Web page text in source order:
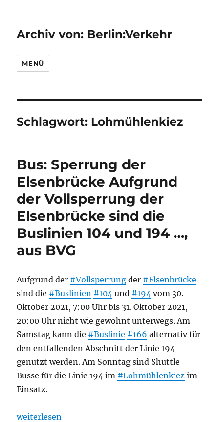
Archiv von: Berlin:Verkehr
MENÜ
Schlagwort: Lohmühlenkiez
Bus: Sperrung der
Elsenbrücke Aufgrund
der Vollsperrung der
Elsenbrücke sind die
Buslinien 104 und 194 …,
aus BVG
Aufgrund der #Vollsperrung der #Elsenbrücke
sind die #Buslinien #104 und #194 vom 30.
Oktober 2021, 7:00 Uhr bis 31. Oktober 2021,
20:00 Uhr nicht wie gewohnt unterwegs. Am
Samstag kann die #Buslinie #166 alternativ für
den entfallenden Abschnitt der Linie 194
genutzt werden. Am Sonntag sind Shuttle-
Busse für die Linie 194 im #Lohmühlenkiez im
Einsatz.
„Bus: Sperrung der Elsenbrücke Aufgrund der
weiterlesen